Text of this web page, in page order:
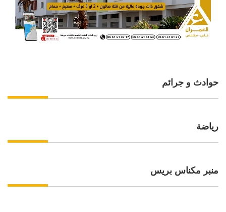
حوادث و جرائم
رياضة
منبر مكناس بريس